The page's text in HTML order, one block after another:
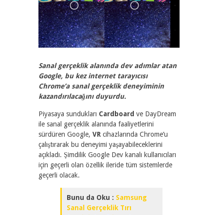
Sanal gerçeklik alanında dev adımlar atan
Google, bu kez internet tarayıcısı
Chrome’a sanal gerçeklik deneyiminin
kazandırılacağını duyurdu.
Piyasaya sundukları Cardboard ve DayDream
ile sanal gerçeklik alanında faaliyetlerini
sürdüren Google, VR cihazlarında Chrome’u
çalıştırarak bu deneyimi yaşayabileceklerini
açıkladı. Şimdilik Google Dev kanalı kullanıcıları
için geçerli olan özellik ileride tüm sistemlerde
geçerli olacak.
Bunu da Oku : Samsung
Sanal Gerçeklik Tırı